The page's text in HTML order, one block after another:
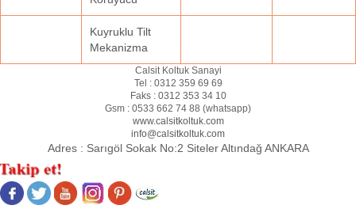
Kuyruklu Tilt
Mekanizma
Calsit Koltuk Sanayi
Tel : 0312 359 69 69
Faks : 0312 353 34 10
Gsm : 0533 662 74 88 (whatsapp)
www.calsitkoltuk.com
info@calsitkoltuk.com
Adres : Sarıgöl Sokak No:2 Siteler Altındağ ANKARA